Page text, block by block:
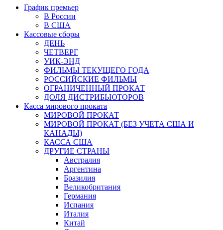
График премьер
В России
В США
Кассовые сборы
ДЕНЬ
ЧЕТВЕРГ
УИК-ЭНД
ФИЛЬМЫ ТЕКУЩЕГО ГОДА
РОССИЙСКИЕ ФИЛЬМЫ
ОГРАНИЧЕННЫЙ ПРОКАТ
ДОЛЯ ДИСТРИБЬЮТОРОВ
Касса мирового проката
МИРОВОЙ ПРОКАТ
МИРОВОЙ ПРОКАТ (БЕЗ УЧЕТА США И
КАНАДЫ)
КАССА США
ДРУГИЕ СТРАНЫ
Австралия
Аргентина
Бразилия
Великобритания
Германия
Испания
Италия
Китай